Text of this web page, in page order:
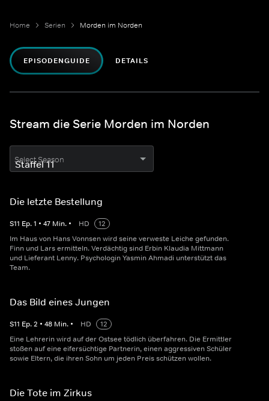
Home Serien Morden im Norden
EPISODENGUIDE DETAILS
Stream die Serie Morden im Norden
Select Season
Die letzte Bestellung
S11 Ep.1 • 47 Min. • HD
12
Im Haus von Hans Vonnsen wird seine verweste Leiche gefunden.
Finn und Lars ermitteln. Verdächtig sind Erbin Klaudia Mittmann
und Lieferant Lenny. Psychologin Yasmin Ahmadi unterstützt das
Team.
Das Bild eines Jungen
S11 Ep.2 • 48 Min. • HD
12
Eine Lehrerin wird auf der Ostsee tödlich überfahren. Die Ermittler
stoßen auf eine eifersüchtige Partnerin, einen aggressiven Schüler
sowie Eltern, die ihren Sohn um jeden Preis schützen wollen.
Die Tote im Zirkus